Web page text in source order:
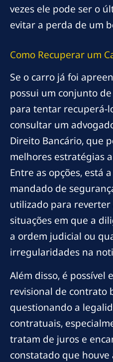
vezes ele pode ser o
evitar a perda de um
Como Recuperar um
Se o carro já foi
possui um conjunto
para tentar recuperá-
consultar um
Direito Bancário, que
melhores estratégias
Entre as opções, está
mandado de
utilizado para reverter
situações em que a
a ordem judicial ou
irregularidades na
Além disso, é possível
revisional de contrato
questionando a
contratuais,
tratam de juros e
constatado que houve